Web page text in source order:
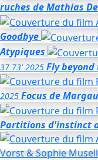
ruches de Mathias
Goodbye
Atypiques
37 73' 2025 Fly
2025 Focus de
Partitions d'instinct